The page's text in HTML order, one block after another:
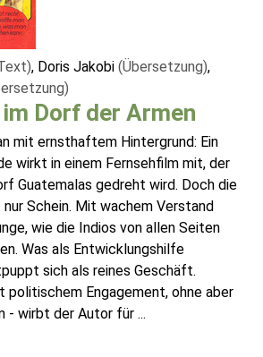
, Doris Jakobi (Übersetzung),
Dorf der Armen
mit ernsthaftem Hintergrund: Ein
wirkt in einem Fernsehfilm mit, der
Guatemalas gedreht wird. Doch die
Schein. Mit wachem Verstand
wie die Indios von allen Seiten
Was als Entwicklungshilfe
sich als reines Geschäft.
politischem Engagement, ohne aber
- wirbt der Autor für ...